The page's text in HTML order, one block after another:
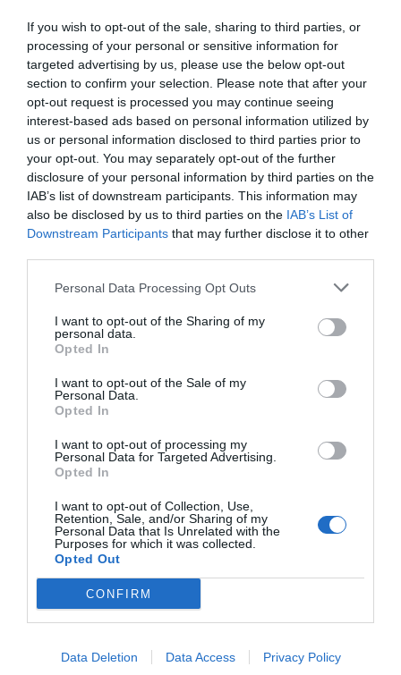
If you wish to opt-out of the sale, sharing to third parties, or
processing of your personal or sensitive information for
targeted advertising by us, please use the below opt-out
section to confirm your selection. Please note that after your
opt-out request is processed you may continue seeing
interest-based ads based on personal information utilized by
us or personal information disclosed to third parties prior to
your opt-out. You may separately opt-out of the further
disclosure of your personal information by third parties on the
IAB’s list of downstream participants. This information may
also be disclosed by us to third parties on the IAB’s List of
Downstream Participants that may further disclose it to other
Personal Data Processing Opt Outs
I want to opt-out of the Sharing of my
personal data.
Opted In
I want to opt-out of the Sale of my
Personal Data.
Opted In
I want to opt-out of processing my
Personal Data for Targeted Advertising.
Opted In
I want to opt-out of Collection, Use,
Retention, Sale, and/or Sharing of my
Personal Data that Is Unrelated with the
Purposes for which it was collected.
Opted Out
CONFIRM
Data Deletion Data Access Privacy Policy
Registrarse
INICIAR SESIÓN
EN
Iniciar sesión
Sobre el autor
Lucyanna Barbosa
CEO y Co-Fundadora de BICOSOME
Licenciada en Farmacia, pos graduada en Gestión y
Atención Farmacéutica, posé un Máster en
Innovación, un Executive MBA y un Doctorado en
Tecnología Farmacéutica. Empresaria con
multidisciplinares e investigación básica y aplicada
focalizada. Trabajó directamente en la creación de
la tecnología de Bicosome® y es co-fundadora de la
empresa BICOSOME.
Ver todos los artículos
Tienes que iniciar sesión para ver los comentarios
Iniciar sesión
Destacados